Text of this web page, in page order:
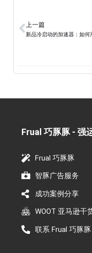
上一篇
Frual 巧豚豚 - 强
Frual 巧豚豚
智豚广告服务
成功案例分享
WOOT 亚马逊干
联系 Frual 巧豚豚